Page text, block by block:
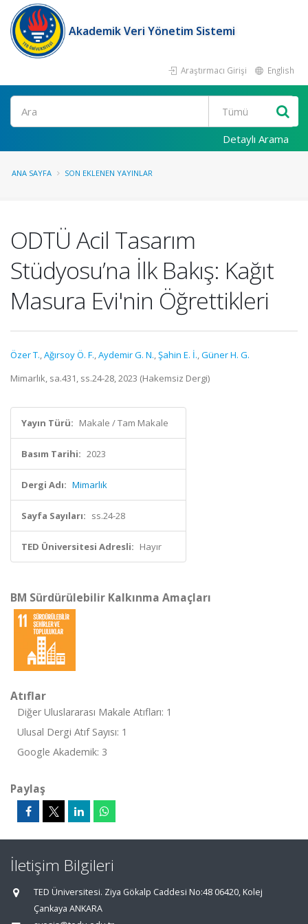
Akademik Veri Yönetim Sistemi
Araştırmacı Girişi English
Ara
Detaylı Arama
ANA SAYFA SON EKLENEN YAYINLAR
ODTÜ Acil Tasarım
Stüdyosu’na İlk Bakış: Kağıt
Masura Evi'nin Öğrettikleri
Özer T.,Ağırsoy Ö. F.,Aydemir G. N.,Şahin E. İ.,Güner H. G.
Mimarlık, sa.431, ss.24-28, 2023 (Hakemsiz Dergi)
Yayın Türü: Makale / Tam Makale
Basım Tarihi: 2023
Dergi Adı: Mimarlık
Sayfa Sayıları: ss.24-28
TED Üniversitesi Adresli: Hayır
BM Sürdürülebilir Kalkınma Amaçları
Atıflar
Diğer Uluslararası Makale Atıfları: 1
Ulusal Dergi Atıf Sayısı: 1
Google Akademik: 3
Paylaş
İletişim Bilgileri
TED Üniversitesi. Ziya Gökalp Caddesi No:48 06420, Kolej
Çankaya ANKARA